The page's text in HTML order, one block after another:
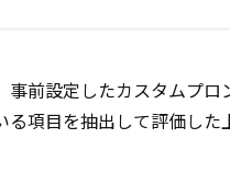
事前設定したカスタムプ
項目を抽出して評価し